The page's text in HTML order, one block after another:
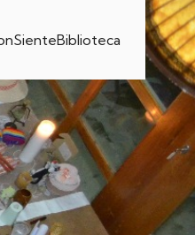
Biblioteca